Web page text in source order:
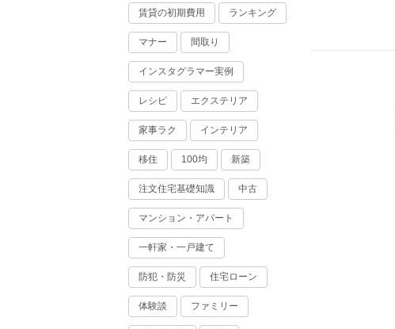
賃貸の初期費用 ランキング
マナー 間取り
インスタグラマー実例
レシピ エクステリア
家事ラク インテリア
移住 100均 新築
注文住宅基礎知識 中古
マンション・アパート
一軒家・一戸建て
防犯・防災 住宅ローン
体験談 ファミリー